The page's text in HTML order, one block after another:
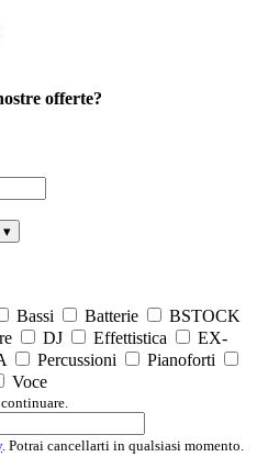
offerte?
▾
Bassi Batterie
BSTOCK
DJ Effettistica
EX-
Percussioni
Pianoforti
Voce
. Potrai cancellarti in qualsiasi momento.